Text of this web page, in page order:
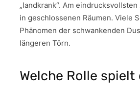
„landkrank“. Am
in geschlossenen Räumen. Viele
Phänomen der schwankenden
längeren Törn.
Welche Rolle spielt